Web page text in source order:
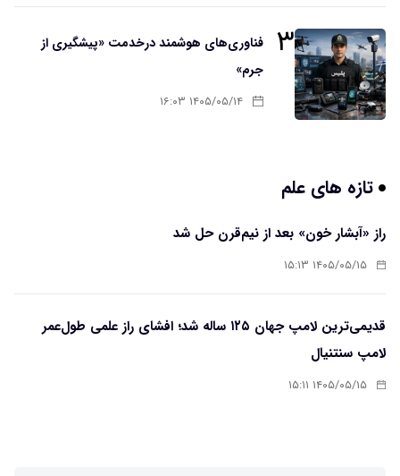
۳
فناوری‌های هوشمند درخدمت «پیشگیری از
جرم»
۱۴۰۵/۰۵/۱۴ ۱۶:۰۳
تازه های علم
راز «آبشار خون» بعد از نیم‌قرن حل شد
۱۴۰۵/۰۵/۱۵ ۱۵:۱۳
قدیمی‌ترین لامپ جهان ۱۲۵ ساله شد؛ افشای راز علمی طول‌عمر
لامپ سنتنیال
۱۴۰۵/۰۵/۱۵ ۱۵:۱۱